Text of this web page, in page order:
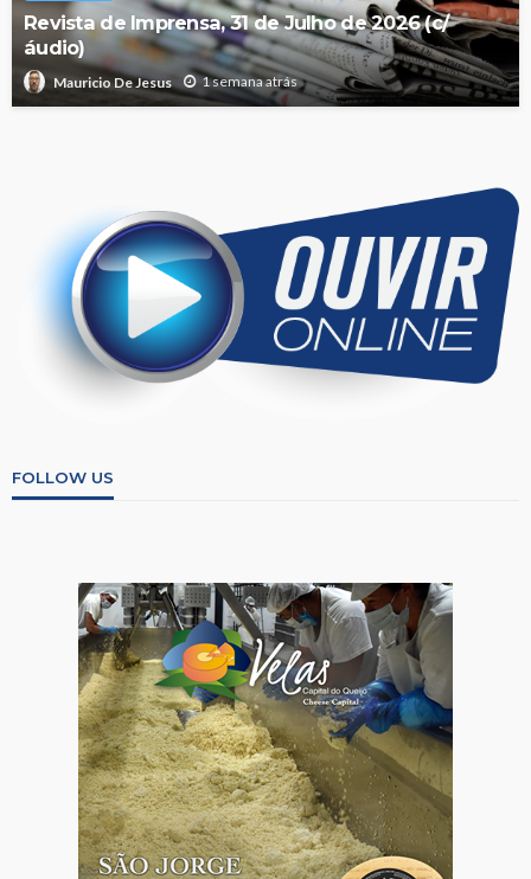
Revista de Imprensa, 31 de Julho de 2026 (c/
áudio)
Mauricio De Jesus 1 semana atrás
FOLLOW US